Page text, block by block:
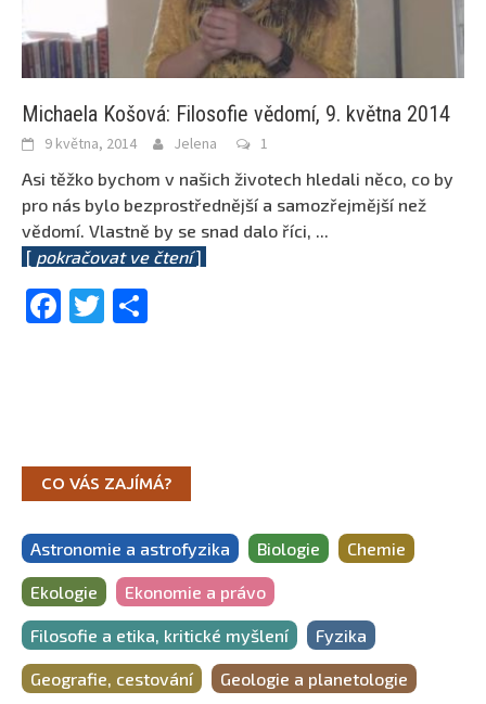
Michaela Košová: Filosofie vědomí, 9. května 2014
9 května, 2014 Jelena 1
Asi těžko bychom v našich životech hledali něco, co by
pro nás bylo bezprostřednější a samozřejmější než
vědomí. Vlastně by se snad dalo říci, ...
[ pokračovat ve čtení]
Facebook
Twitter
CO VÁS ZAJÍMÁ?
Astronomie a astrofyzika Biologie Chemie
Ekologie Ekonomie a právo
Filosofie a etika, kritické myšlení Fyzika
Geografie, cestování Geologie a planetologie